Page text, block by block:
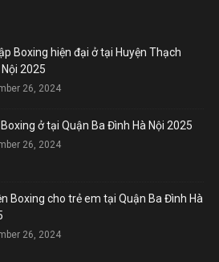
Boxing hiện đại ở tại Huyện Thạch
2025
26, 2024
ở tại Quận Ba Đình Hà Nội 2025
26, 2024
Boxing cho trẻ em tại Quận Ba Đình Hà
26, 2024